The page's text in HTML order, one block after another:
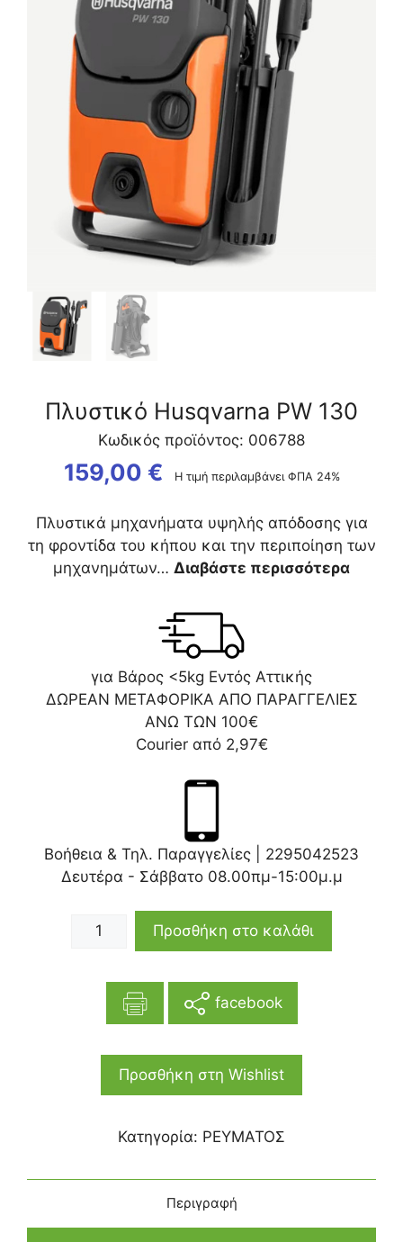
Πλυστικό Husqvarna PW 130
Κωδικός προϊόντος: 006788
159,00 € Η τιμή περιλαμβάνει ΦΠΑ 24%
Πλυστικά μηχανήματα υψηλής απόδοσης για
τη φροντίδα του κήπου και την περιποίηση των
μηχανημάτων… Διαβάστε περισσότερα
για Βάρος <5kg Εντός Αττικής
ΔΩΡΕΑΝ ΜΕΤΑΦΟΡΙΚΑ ΑΠΟ ΠΑΡΑΓΓΕΛΙΕΣ
ΑΝΩ ΤΩΝ 100€
Courier από 2,97€
Βοήθεια & Τηλ. Παραγγελίες | 2295042523
Δευτέρα - Σάββατο 08.00πμ-15:00μ.μ
Προσθήκη στο καλάθι
facebook
Προσθήκη στη Wishlist
Κατηγορία: ΡΕΥΜΑΤΟΣ
Περιγραφή